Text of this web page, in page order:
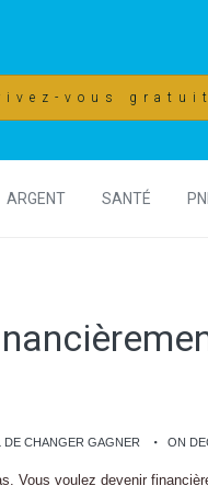
vous
ARGENT SANTÉ PNL
DE CHANGER GAGNER ON
Vous voulez devenir